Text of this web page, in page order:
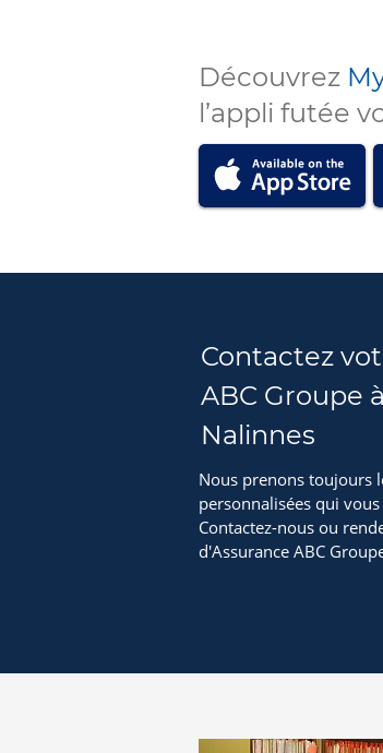
Découvrez
l’appli futée
Contactez
ABC Groupe
Nalinnes
Nous prenons toujours
personnalisées qui
Contactez-nous ou
d'Assurance ABC